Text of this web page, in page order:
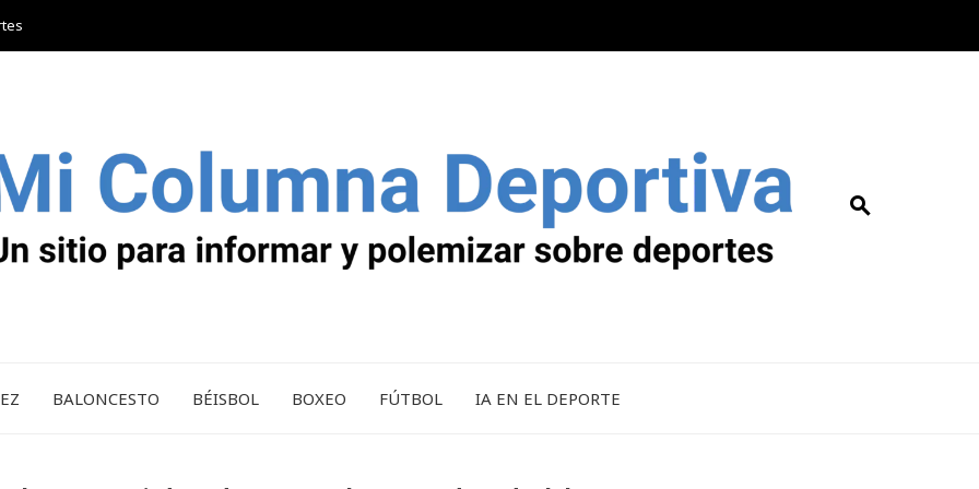
BALONCESTO BÉISBOL BOXEO FÚTBOL IA EN EL DEPORTE